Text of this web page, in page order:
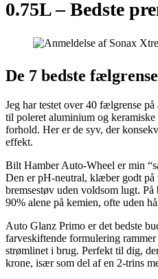
0.75L –Bedste
De 7 bedste
Jeg har testet over 40 fælgrense
til poleret aluminium og
forhold. Her er de syv, der
effekt.
Bilt Hamber Auto-Wheel er min
Den er pH-neutral, klæber godt
bremsestøv uden voldsom lugt.
90% alene på kemien, ofte uden
Auto Glanz Primo er det bedste
farveskiftende formulering
strømlinet i brug. Perfekt til dig,
krone, især som del af en 2-trins